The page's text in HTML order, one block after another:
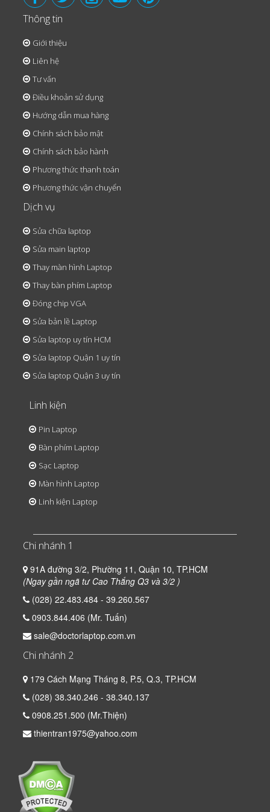
Thông tin
Giới thiệu
Liên hệ
Tư vấn
Điều khoản sử dụng
Hướng dẫn mua hàng
Chính sách bảo mật
Chính sách bảo hành
Phương thức thanh toán
Phương thức vận chuyển
Dịch vụ
Sửa chữa laptop
Sửa main laptop
Thay màn hình Laptop
Thay bàn phím Laptop
Đóng chip VGA
Sửa bản lề Laptop
Sửa laptop uy tín HCM
Sửa laptop Quận 1 uy tín
Sửa laptop Quận 3 uy tín
Linh kiện
Pin Laptop
Bàn phím Laptop
Sạc Laptop
Màn hình Laptop
Linh kiện Laptop
Chi nhánh 1
91A đường 3/2, Phường 11, Quận 10, TP.HCM
(Ngay gần ngã tư Cao Thắng Q3 và 3/2 )
(028) 22.483.484 - 39.260.567
0903.844.406 (Mr. Tuấn)
sale@doctorlaptop.com.vn
Chi nhánh 2
179 Cách Mạng Tháng 8, P.5, Q.3, TP.HCM
(028) 38.340.246 - 38.340.137
0908.251.500 (Mr.Thiện)
thientran1975@yahoo.com